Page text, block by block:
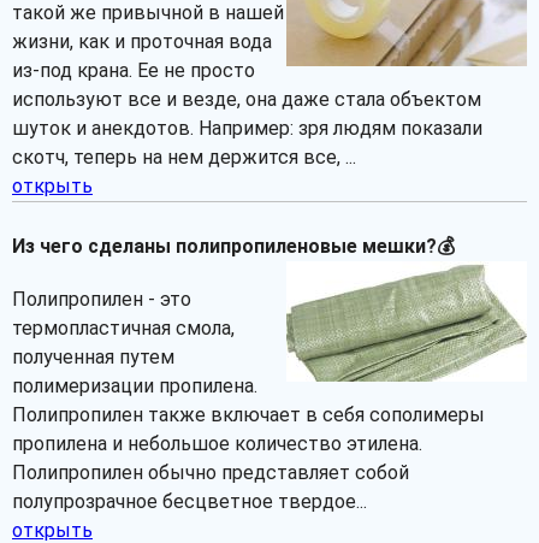
такой же привычной в нашей
жизни, как и проточная вода
из-под крана. Ее не просто
используют все и везде, она даже стала объектом
шуток и анекдотов. Например: зря людям показали
скотч, теперь на нем держится все, ...
открыть
Из чего сделаны полипропиленовые мешки?💰
Полипропилен - это
термопластичная смола,
полученная путем
полимеризации пропилена.
Полипропилен также включает в себя сополимеры
пропилена и небольшое количество этилена.
Полипропилен обычно представляет собой
полупрозрачное бесцветное твердое...
открыть